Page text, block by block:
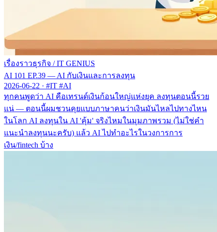
เรื่องราวธุรกิจ / IT GENIUS
AI 101 EP.39 — AI กับเงินและการลงทุน
2026-06-22 · #IT #AI
ทุกคนพูดว่า AI คือเทรนด์เงินก้อนใหญ่แห่งยุค ลงทุนตอนนี้รวย
แน่ — ตอนนี้ผมชวนคุยแบบภาษาคนว่าเงินมันไหลไปทางไหน
ในโลก AI ลงทุนใน AI 'คุ้ม' จริงไหมในมุมภาพรวม (ไม่ใช่คำ
แนะนำลงทุนนะครับ) แล้ว AI ไปทำอะไรในวงการการ
เงิน/fintech บ้าง